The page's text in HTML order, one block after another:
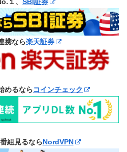
１、 SBI証券
携なら楽天証券
めるならコインチェック
組見るならNordVPN